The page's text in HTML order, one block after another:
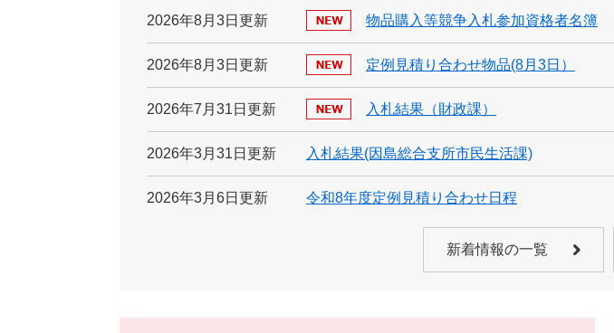
2026年8月3日更新 物品購入等競争入札参加資格者名簿
2026年8月3日更新 定例見積り合わせ物品(8月3日）
2026年7月31日更新 入札結果（財政課）
2026年3月31日更新 入札結果(因島総合支所市民生活課)
2026年3月6日更新 令和8年度定例見積り合わせ日程
新着情報の一覧